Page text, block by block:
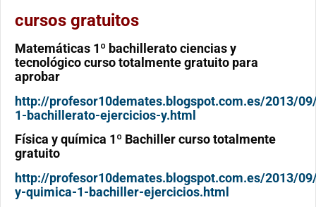
cursos gratuitos
Matemáticas 1º bachillerato ciencias y
tecnológico curso totalmente gratuito para
aprobar
http://profesor10demates.blogspot.com.es/2013/
1-bachillerato-ejercicios-y.html
Física y química 1º Bachiller curso totalmente
gratuito
http://profesor10demates.blogspot.com.es/2013/
y-quimica-1-bachiller-ejercicios.html